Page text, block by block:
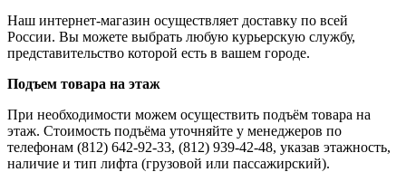
Наш интернет-магазин осуществляет доставку по всей
России. Вы можете выбрать любую курьерскую службу,
представительство которой есть в вашем городе.
Подъем товара на этаж
При необходимости можем осуществить подъём товара на
этаж. Стоимость подъёма уточняйте у менеджеров по
телефонам (812) 642-92-33, (812) 939-42-48, указав этажность,
наличие и тип лифта (грузовой или пассажирский).